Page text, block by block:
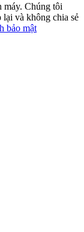
máy. Chúng tôi
và không chia sẻ
bảo mật